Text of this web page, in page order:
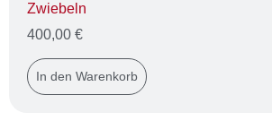
Zwiebeln
400,00 €
In den Warenkorb